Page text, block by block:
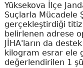
Yüksekova İlçe
Suçlarla Mücadele
gerçekleştirdiği
belirlenen adrese
JİHA'ların da
kilogram esrar ele
değerlendirilen 1